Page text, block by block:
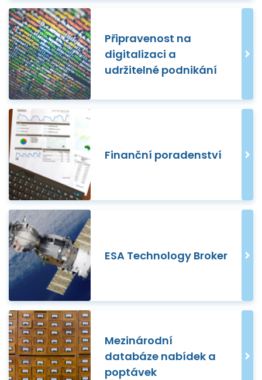
Připravenost na
digitalizaci a
udržitelné podnikání
Finanční poradenství
ESA Technology Broker
Mezinárodní
databáze nabídek a
poptávek